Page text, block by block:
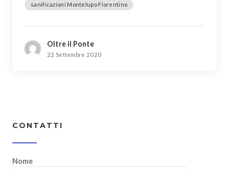
sanificazioni Montelupo Fiorentino
Oltre il Ponte
22 Settembre 2020
CONTATTI
Nome